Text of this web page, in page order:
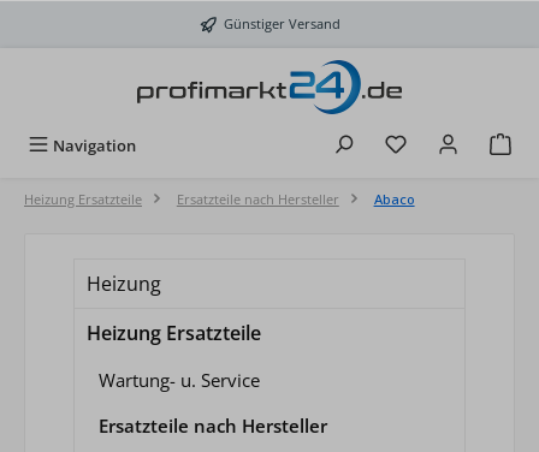
Günstiger Versand
Navigation Du hast 0
Heizung Ersatzteile Ersatzteile nach Hersteller Abaco
Heizung
Heizung Ersatzteile
Wartung- u. Service
Ersatzteile nach Hersteller